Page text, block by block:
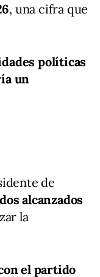
, una cifra que
políticas
un
de
alcanzados
la
el partido